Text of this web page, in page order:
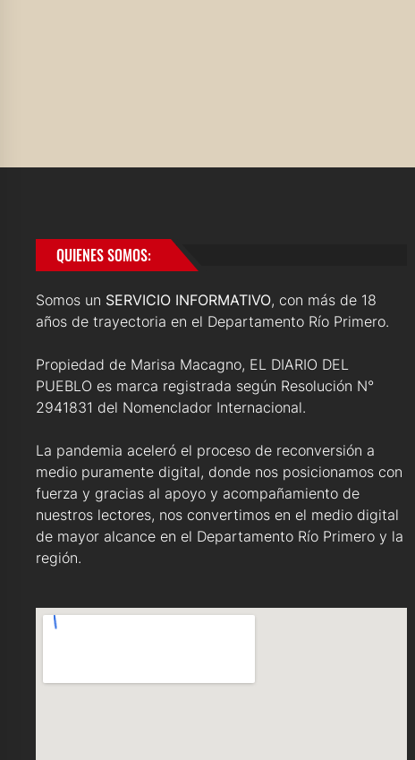
QUIENES SOMOS:
Somos un SERVICIO INFORMATIVO, con más de 18
años de trayectoria en el Departamento Río Primero.
Propiedad de Marisa Macagno, EL DIARIO DEL
PUEBLO es marca registrada según Resolución N°
2941831 del Nomenclador Internacional.
La pandemia aceleró el proceso de reconversión a
medio puramente digital, donde nos posicionamos con
fuerza y gracias al apoyo y acompañamiento de
nuestros lectores, nos convertimos en el medio digital
de mayor alcance en el Departamento Río Primero y la
región.